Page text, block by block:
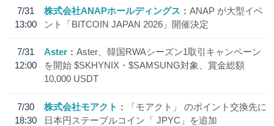
7/31
13:00
株式会社ANAPホールディングス
ANAP が大型イベ
ント「BITCOIN JAPAN 2026」開催決定
7/31
12:00
Aster
Aster、韓国RWAシーズン1取引キャンペーン
を開始 $SKHYNIX・$SAMSUNG対象、賞金総額
10,000 USDT
7/30
18:30
株式会社モアクト
「モアクト」 のポイント交換先に
日本円ステーブルコイン「 JPYC」を追加